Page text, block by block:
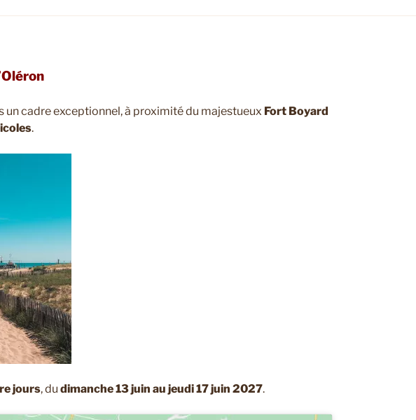
un cadre exceptionnel, à proximité du majestueux Fort Boyard
.
jours, du dimanche 13 juin au jeudi 17 juin 2027.